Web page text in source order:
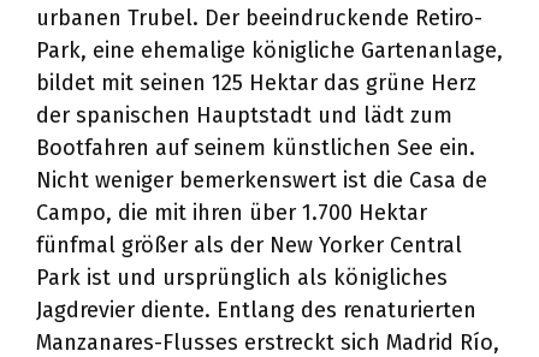
urbanen Trubel. Der beeindruckende Retiro-
Park, eine ehemalige königliche Gartenanlage,
bildet mit seinen 125 Hektar das grüne Herz
der spanischen Hauptstadt und lädt zum
Bootfahren auf seinem künstlichen See ein.
Nicht weniger bemerkenswert ist die Casa de
Campo, die mit ihren über 1.700 Hektar
fünfmal größer als der New Yorker Central
Park ist und ursprünglich als königliches
Jagdrevier diente. Entlang des renaturierten
Manzanares-Flusses erstreckt sich Madrid Río,